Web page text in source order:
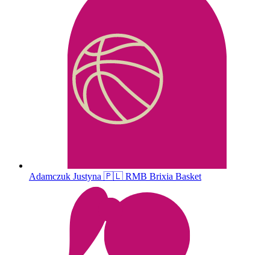
Adamczuk Justyna 🇵🇱 RMB Brixia Basket